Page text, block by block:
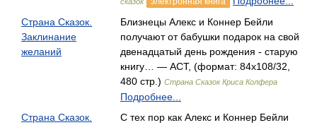
Страна Сказок.
Заклинание
желаний
Близнецы Алекс и Коннер Бейли
получают от бабушки подарок на свой
двенадцатый день рождения - старую
книгу… — АСТ, (формат: 84x108/32,
480 стр.) Страна Сказок Криса Колфера
Подробнее...
Страна Сказок.
С тех пор как Алекс и Коннер Бейли